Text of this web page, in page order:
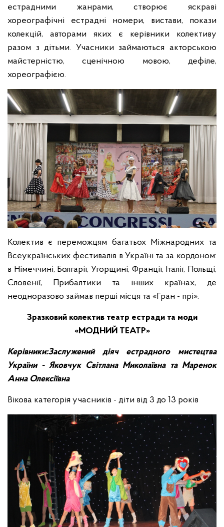
естрадними жанрами, створює яскраві
хореографічні естрадні номери, вистави, покази
колекцій, авторами яких є керівники колективу
разом з дітьми. Учасники займаються акторською
майстерністю, сценічною мовою, дефіле,
хореографією.
Колектив є переможцям багатьох Міжнародних та
Всеукраїнських фестивалів в Україні та за кордоном:
в Німеччині, Болгарії, Угорщині, Франції, Італії, Польщі,
Словенії, Прибалтики та інших країнах, де
неодноразово займав перші місця та «Гран - прі».
Зразковий колектив театр естради та моди
«МОДНИЙ ТЕАТР»
Керівники:Заслужений діяч естрадного мистецтва
України - Яковчук Світлана Миколаївна та Маренок
Анна Олексіївна
Вікова категорія учасників - діти від 3 до 13 років